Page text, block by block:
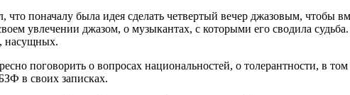
что поначалу была идея сделать четвертый вечер джазовым,
увлечении джазом, о музыкантах, с которыми его сводила
насущных.
поговорить о вопросах национальностей, о толерантности,
в своих записках.